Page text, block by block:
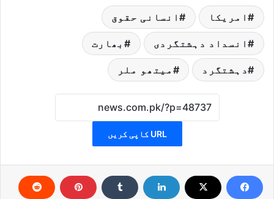
امریکا انسانی حقوق
انسداد دہشتگردی بھارت
دہشتگرد میتھو ملر
URL کاپی کریں